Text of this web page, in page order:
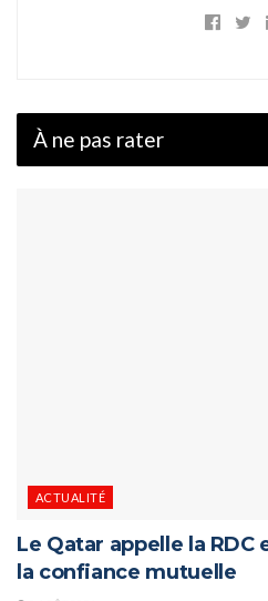
À ne pas rater
ACTUALITÉ
Le Qatar appelle la
la confiance mutuelle